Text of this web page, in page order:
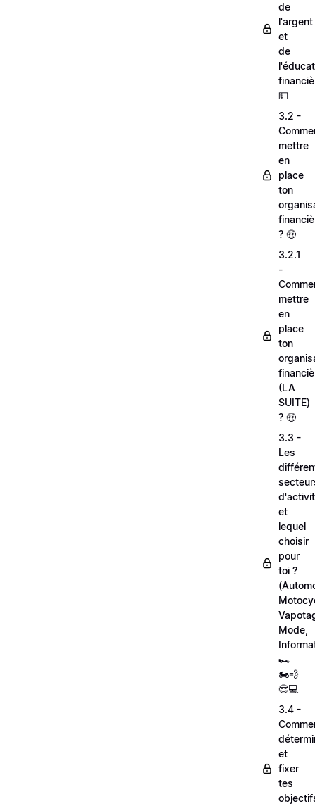
de
l'argent
et
de
💵
3.2 -
mettre
en
place
ton
? 🤑
3.2.1
-
mettre
en
place
ton
(LA
SUITE)
? 🤑
3.3 -
Les
et
lequel
choisir
pour
toi ?
Mode,
🏎
🏍💨
😎💻
3.4 -
et
fixer
tes